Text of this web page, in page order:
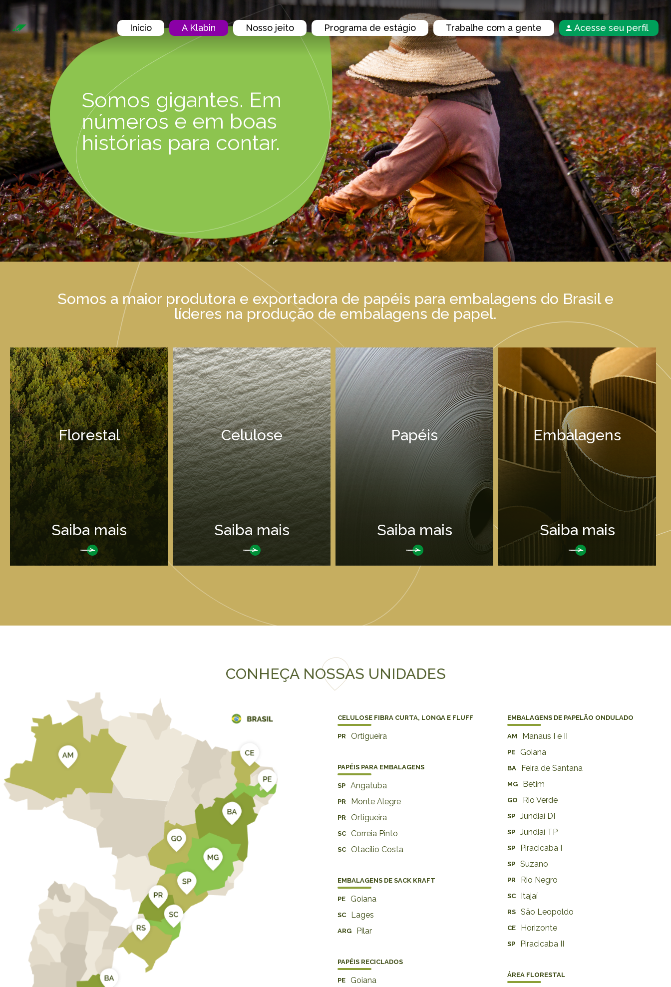
Pular para o Conteúdo principal
Início A Klabin Nosso jeito Programa de estágio Trabalhe com a gente Acesse seu perfil
Somos gigantes. Em
números e em boas
histórias para contar.
Somos a maior produtora e exportadora de papéis para embalagens do Brasil e
líderes na produção de embalagens de papel.
Florestal
Saiba mais
Celulose
Saiba mais
Papéis
Saiba mais
Embalagens
Saiba mais
CONHEÇA NOSSAS UNIDADES
CELULOSE FIBRA CURTA, LONGA E FLUFF
PR Ortigueira
PAPÉIS PARA EMBALAGENS
SP Angatuba
PR Monte Alegre
PR Ortigueira
SC Correia Pinto
SC Otacílio Costa
EMBALAGENS DE SACK KRAFT
PE Goiana
SC Lages
ARG Pilar
PAPÉIS RECICLADOS
PE Goiana
EMBALAGENS DE PAPELÃO ONDULADO
AM Manaus I e II
PE Goiana
BA Feira de Santana
MG Betim
GO Rio Verde
SP Jundiaí DI
SP Jundiaí TP
SP Piracicaba I
SP Suzano
PR Rio Negro
SC Itajaí
RS São Leopoldo
CE Horizonte
SP Piracicaba II
ÁREA FLORESTAL